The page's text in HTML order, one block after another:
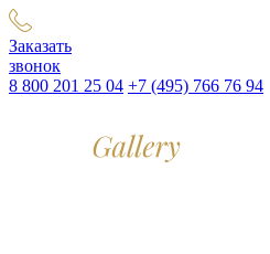
Заказать
звонок
8 800 201 25 04 +7 (495) 766 76 94